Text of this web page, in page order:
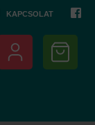
KAPCSOLAT